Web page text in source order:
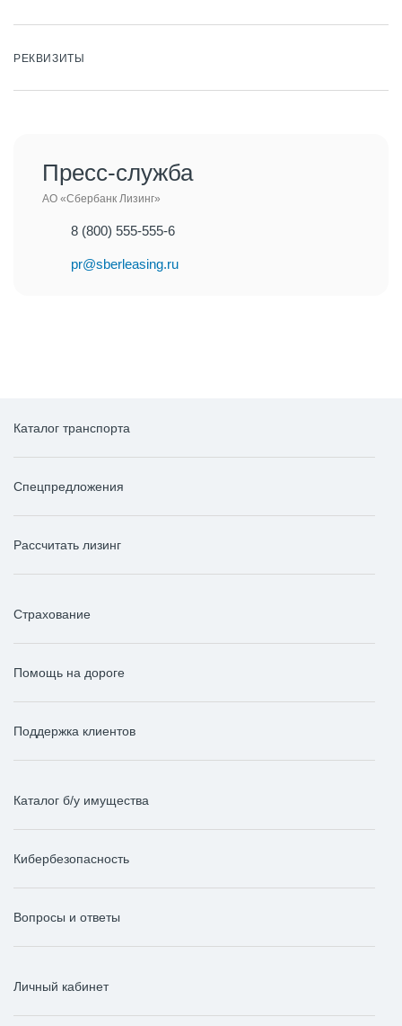
РЕКВИЗИТЫ
Пресс-служба
АО «Сбербанк Лизинг»
8 (800) 555-555-6
pr@sberleasing.ru
Каталог транспорта
Спецпредложения
Рассчитать лизинг
Страхование
Помощь на дороге
Поддержка клиентов
Каталог б/у имущества
Кибербезопасность
Вопросы и ответы
Личный кабинет